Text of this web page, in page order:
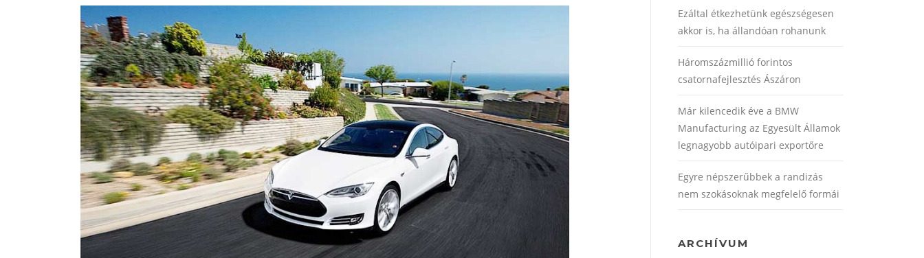
Ezáltal étkezhetünk egészségesen
akkor is, ha állandóan rohanunk
Háromszázmillió forintos
csatornafejlesztés Ászáron
Már kilencedik éve a BMW
Manufacturing az Egyesült Államok
legnagyobb autóipari exportőre
Egyre népszerűbbek a randizás
nem szokásoknak megfelelő formái
ARCHÍVUM